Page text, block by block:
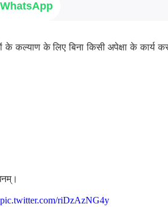
के कल्याण के लिए बिना किसी अपेक्षा के कार्य
pic.twitter.com/riDzAzNG4y